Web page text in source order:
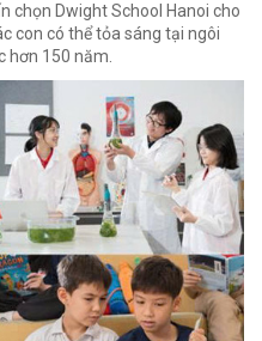
chọn Dwight School Hanoi cho
con có thể tỏa sáng tại ngôi
150 năm.